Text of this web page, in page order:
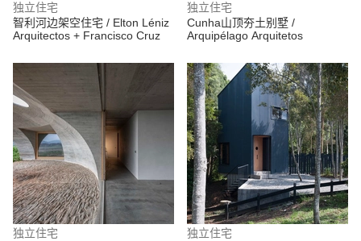
独立住宅
智利河边架空住宅 / Elton Léniz
Arquitectos + Francisco Cruz
独立住宅
Cunha山顶夯土别墅 /
Arquipélago Arquitetos
独立住宅
独立住宅